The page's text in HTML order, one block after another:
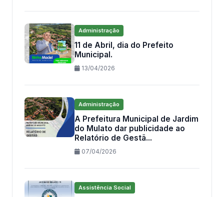
Administração
11 de Abril, dia do Prefeito
Municipal.
13/04/2026
Administração
A Prefeitura Municipal de Jardim
do Mulato dar publicidade ao
Relatório de Gestã...
07/04/2026
Assistência Social